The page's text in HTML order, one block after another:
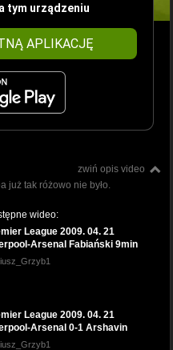
tym urządzeniu
APLIKACJĘ
zwiń opis video
już tak różowo nie było.
wideo:
League 2009. 04. 21
Arsenal Fabiański 9min
League 2009. 04. 21
Arsenal 0-1 Arshavin